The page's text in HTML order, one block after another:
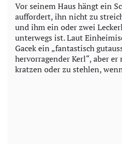
Vor seinem Haus hängt ein
auffordert, ihn nicht zu
und ihm ein oder zwei
unterwegs ist. Laut
Gacek ein „fantastisch
hervorragender Kerl“, aber er
kratzen oder zu stehlen,